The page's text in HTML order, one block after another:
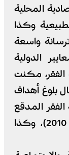
المحلية
وكذا
واسعة
الدولية
الفقر، مكنت
بلوغ أهداف
الفقر المدقع
(من 16 إلى 6 في المائة منذ سنة 2010)، وكذا